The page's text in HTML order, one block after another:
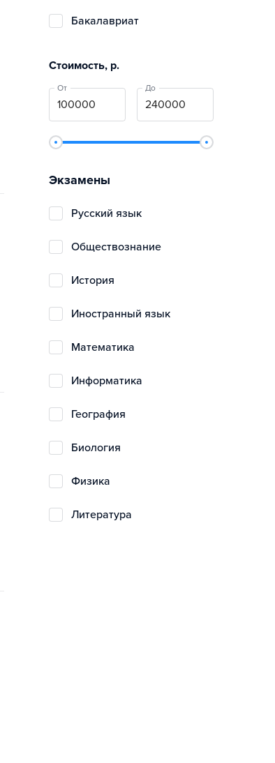
бакалавриат
Стоимость, р.
От До
Экзамены
русский язык
обществознание
история
иностранный язык
математика
информатика
география
биология
физика
литература